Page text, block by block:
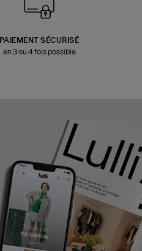
PAIEMENT SÉCURISÉ
en 3 ou 4 fois possible